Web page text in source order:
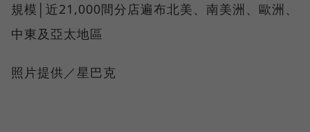
規模│近21,000間分店遍布北美、南美洲、歐洲、
中東及亞太地區
照片提供／星巴克